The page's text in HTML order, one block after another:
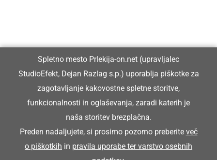
Glavni in odgovorni urednik:
Dejan Razlag
info@prlekija-on.net
Spletno mesto Prlekija-on.net (upravljalec
StudioEfekt, Dejan Razlag s.p.) uporablja piškotke za
zagotavljanje kakovostne spletne storitve,
funkcionalnosti in oglaševanja, zaradi katerih je
naša storitev brezplačna.
Preden nadaljujete, si prosimo pozorno preberite več
o piškotkih in pravila uporabe ter varstvo osebnih